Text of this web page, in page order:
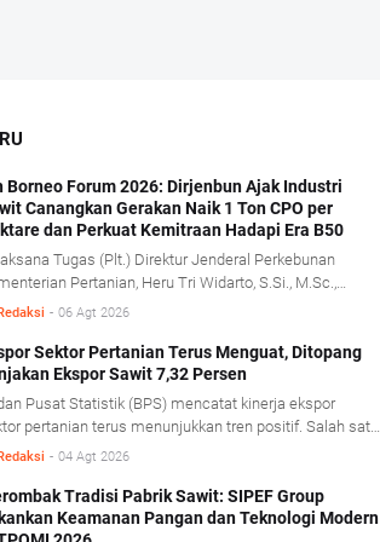
Borneo Forum 2026: Dirjenbun Ajak Industri
Canangkan Gerakan Naik 1 Ton CPO per
dan Perkuat Kemitraan Hadapi Era B50
Tugas (Plt.) Direktur Jenderal Perkebunan
Pertanian, Heru Tri Widarto, S.Si., M.Sc.,
seluruh pemangku kepentingan industri kelapa
sebagai momentum memperkuat produktivitas,
transformasi tata kelola, serta membangun
yang lebih kuat antara perusahaan dan pekebun
- 06 Agt 2026
Sektor Pertanian Terus Menguat, Ditopang
Ekspor Sawit 7,32 Persen
Pusat Statistik (BPS) mencatat kinerja ekspor
pertanian terus menunjukkan tren positif. Salah satu
kinerja tersebut berasal dari komoditas minyak
yang mencatat pertumbuhan ekspor cukup
BPS mencatat, sepanjang Januari- Juni 2026
- 04 Agt 2026
Tradisi Pabrik Sawit: SIPEF Group
Keamanan Pangan dan Teknologi Modern